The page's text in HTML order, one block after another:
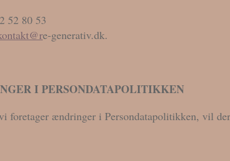
52 80 53
e-generativ.dk.
I PERSONDATAPOLITIKKEN
foretager ændringer i Persondatapolitikken, vil